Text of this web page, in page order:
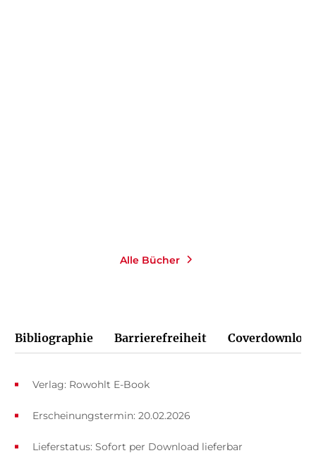
Alle Bücher
Bibliographie Barrierefreiheit Coverdownload
Verlag: Rowohlt E-Book
Erscheinungstermin: 20.02.2026
Lieferstatus: Sofort per Download lieferbar